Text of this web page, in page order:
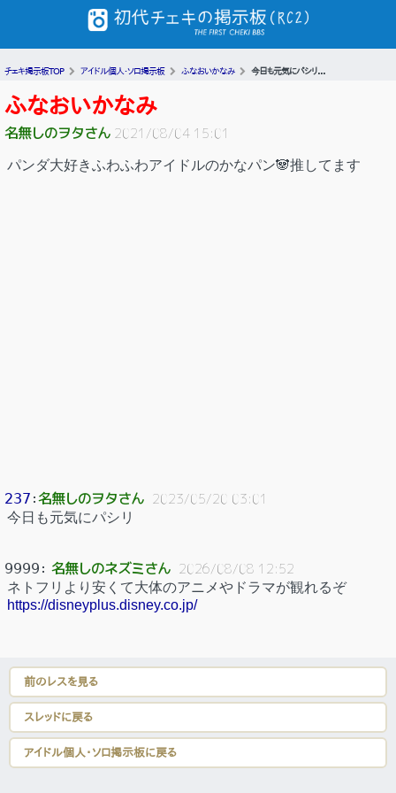
チェキ掲示板TOP アイドル個人・ソロ掲示板 ふなおいかなみ 今日も元気にパシリ...
ふなおいかなみ
名無しのヲタさん 2021/08/04 15:01
パンダ大好きふわふわアイドルのかなパン🐼推してます
237 ：名無しのヲタさん 2023/05/20 03:01
今日も元気にパシリ
9999 ： 名無しのネズミさん 2026/08/08 12:52
ネトフリより安くて大体のアニメやドラマが観れるぞ
https://disneyplus.disney.co.jp/
前のレスを見る
スレッドに戻る
アイドル個人・ソロ掲示板に戻る